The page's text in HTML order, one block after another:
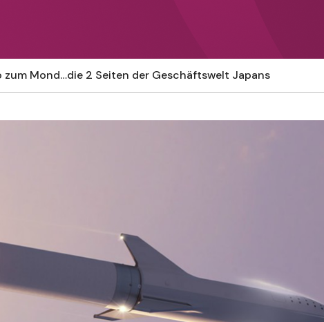
zum Mond…die 2 Seiten der Geschäftswelt Japans